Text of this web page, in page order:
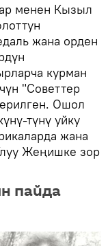
менен Кызыл
жана орден
курман
"Советтер
Ошол
түнү уйку
жана
Жеңишке зор
пайда